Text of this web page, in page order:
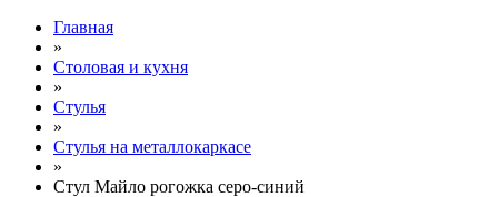
Главная
»
Столовая и кухня
»
Стулья
»
Стулья на металлокаркасе
»
Стул Майло рогожка серо-синий